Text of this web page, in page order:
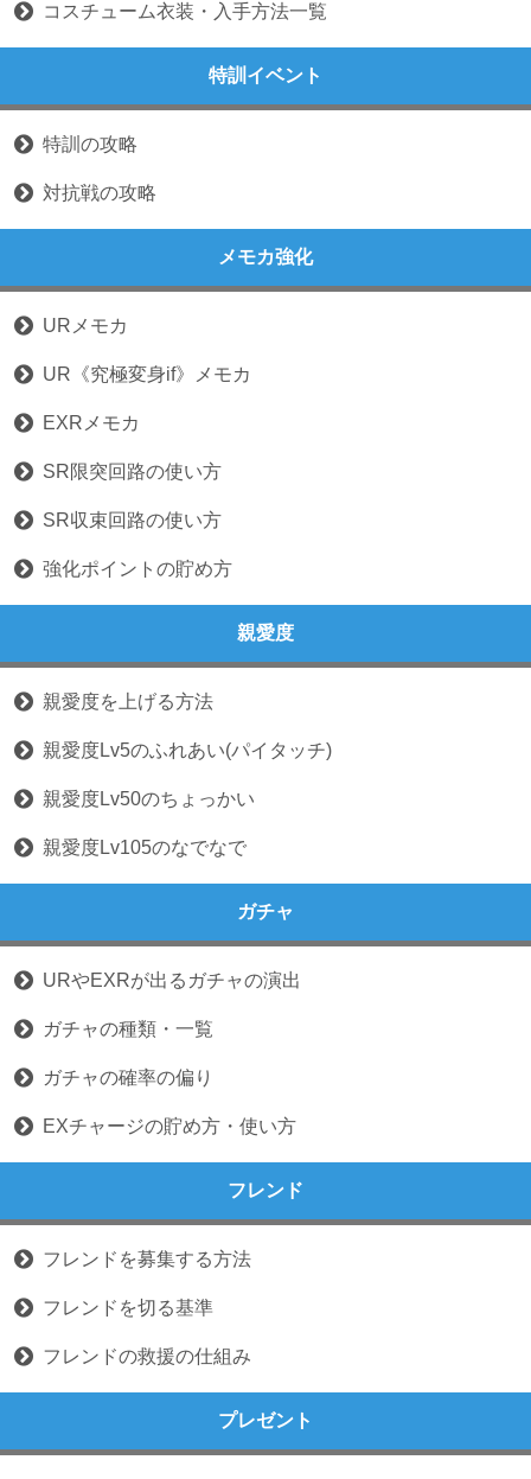
コスチューム衣装・入手方法一覧
特訓イベント
特訓の攻略
対抗戦の攻略
メモカ強化
URメモカ
UR《究極変身if》メモカ
EXRメモカ
SR限突回路の使い方
SR収束回路の使い方
強化ポイントの貯め方
親愛度
親愛度を上げる方法
親愛度Lv5のふれあい(パイタッチ)
親愛度Lv50のちょっかい
親愛度Lv105のなでなで
ガチャ
URやEXRが出るガチャの演出
ガチャの種類・一覧
ガチャの確率の偏り
EXチャージの貯め方・使い方
フレンド
フレンドを募集する方法
フレンドを切る基準
フレンドの救援の仕組み
プレゼント